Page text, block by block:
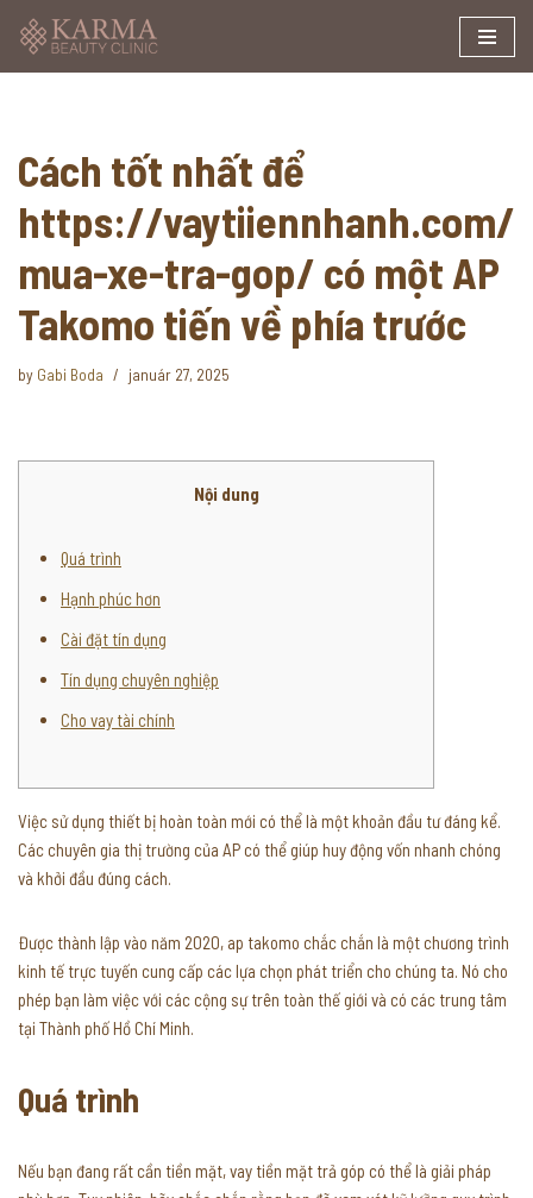
Cách tốt nhất để
https://vaytiiennhanh.com/
mua-xe-tra-gop/ có một AP
Takomo tiến về phía trước
by Gabi Boda január 27, 2025
Nội dung
Quá trình
Hạnh phúc hơn
Cài đặt tín dụng
Tín dụng chuyên nghiệp
Cho vay tài chính
Việc sử dụng thiết bị hoàn toàn mới có thể là một khoản đầu tư đáng kể.
Các chuyên gia thị trường của AP có thể giúp huy động vốn nhanh chóng
và khởi đầu đúng cách.
Được thành lập vào năm 2020, ap takomo chắc chắn là một chương trình
kinh tế trực tuyến cung cấp các lựa chọn phát triển cho chúng ta. Nó cho
phép bạn làm việc với các cộng sự trên toàn thế giới và có các trung tâm
tại Thành phố Hồ Chí Minh.
Quá trình
Nếu bạn đang rất cần tiền mặt, vay tiền mặt trả góp có thể là giải pháp